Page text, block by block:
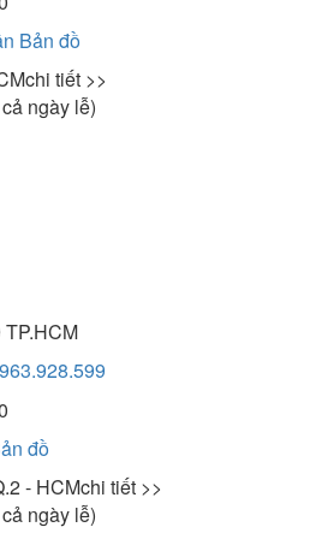
nhôm dày dặn. Nhằm hạn
bị hoen gỉ, màng lọc mỡ này
mỡ.
Bản đồ
chi tiết >>
cả ngày lễ)
đồ
- HCMchi tiết >>
cả ngày lễ)